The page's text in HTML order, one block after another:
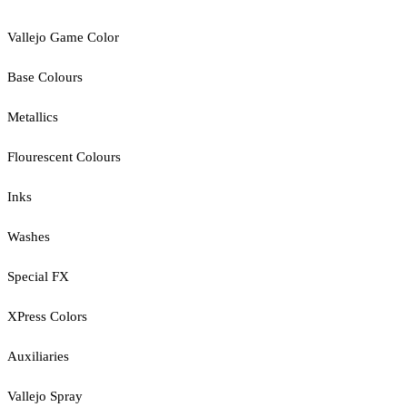
Vallejo Game Color
Base Colours
Metallics
Flourescent Colours
Inks
Washes
Special FX
XPress Colors
Auxiliaries
Vallejo Spray